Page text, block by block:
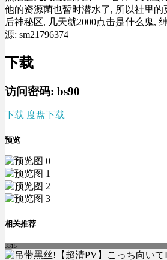
他的资源菌也暂时潜水了, 所以社里的
后神秘区, 几天就2000点击是什么鬼,
源: sm21796374
下载
访问密码: bs90
下载 度盘下载
预览
相关推荐
3315